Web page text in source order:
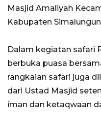
Masjid Amaliyah
Kabupaten
Dalam kegiatan safari
berbuka puasa
rangkaian safari juga
dari Ustad Masjid
iman dan ketaqwaan